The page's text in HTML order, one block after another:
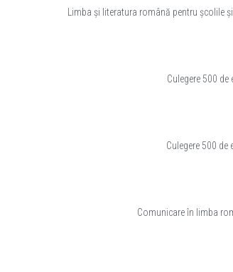
Limba și literatura română pentru școlile
Culegere 500
Culegere 500
Comunicare în limba